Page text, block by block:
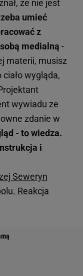
że nie jest
umieć
z
medialną -
materii, musisz
wygląda,
wywiadu ze
zdanie w
- to wiedza.
i
Seweryn
Reakcja